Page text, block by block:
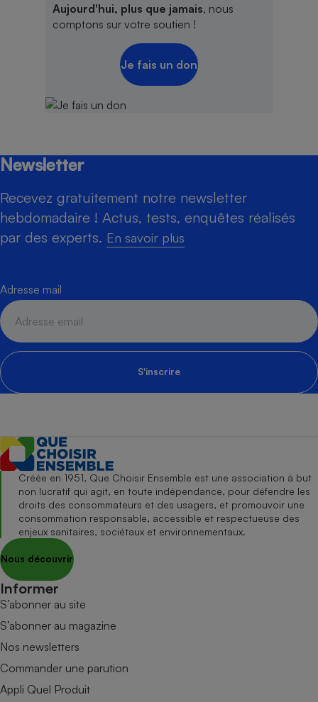
Aujourd'hui, plus que jamais, nous
comptons sur votre soutien !
Je fais un don
Newsletter
Recevez gratuitement notre newsletter
hebdomadaire ! Actus, tests, enquêtes réalisés
par des experts. En savoir plus
Adresse mail
S'inscrire
Créée en 1951, Que Choisir Ensemble est une association à but
non lucratif qui agit, en toute indépendance, pour défendre les
droits des consommateurs et des usagers, et promouvoir une
consommation responsable, accessible et respectueuse des
enjeux sanitaires, sociétaux et environnementaux.
Nous découvrir
Informer
S’abonner au site
S’abonner au magazine
Nos newsletters
Commander une parution
Appli Quel Produit